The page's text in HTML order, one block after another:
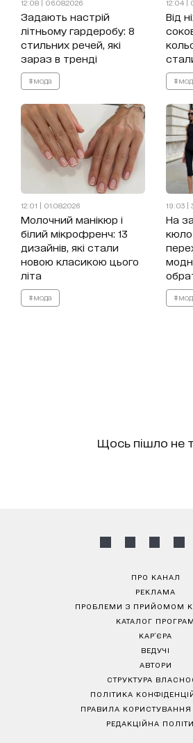
12:08 | 06.08.2026
Задають настрій
літньому гардеробу: 8
стильних речей, які
зараз в тренді
#мода
12:04 |
Від
12:01 | 01.08.2026
Молочний манікюр і
білий мікрофренч: 13
дизайнів, які стали
новою класикою цього
літа
#мода
19:03 |
На
Щось пішло не
ПРО КАНАЛ
РЕКЛАМА
ПРОБЛЕМИ З ПРИЙОМОМ
КАТАЛОГ ПРОГРАМ
КАР’ЄРА
ВЕДУЧІ
АВТОРИ
СТРУКТУРА
ПОЛІТИКА
ПРАВИЛА
РЕДАКЦІЙНА